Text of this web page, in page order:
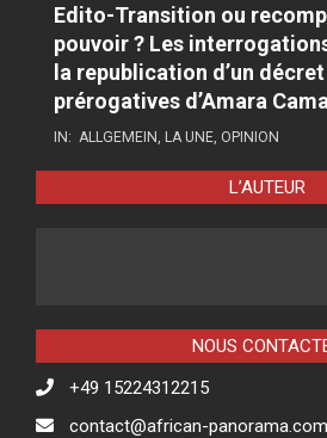
Edito-Transition ou
pouvoir ? Les
la republication d’un
prérogatives d’Amara
IN: ALLGEMEIN LA UNE OPINION
L’AUTEUR
NOUS
+49 15224312215
contact@african-panorama.com